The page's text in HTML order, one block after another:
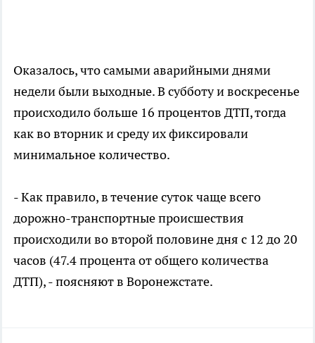
Оказалось, что самыми аварийными днями
недели были выходные. В субботу и воскресенье
происходило больше 16 процентов ДТП, тогда
как во вторник и среду их фиксировали
минимальное количество.
- Как правило, в течение суток чаще всего
дорожно-транспортные происшествия
происходили во второй половине дня с 12 до 20
часов (47.4 процента от общего количества
ДТП), - поясняют в Воронежстате.